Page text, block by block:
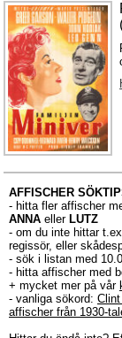
AFFISCHER
- hitta fler affischer
ANNA eller LUTZ
- om du inte hittar
regissör, eller
- sök i listan med
- hitta affischer med
+ mycket mer på vår
- vanliga sökord:
affischer från 1930-